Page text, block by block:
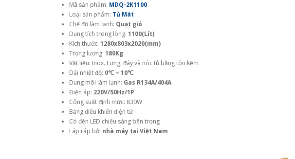
Mã sản phẩm: MDQ-2K1100
Loại sản phẩm: Tủ Mát
Chế độ làm lạnh: Quạt gió
Dung tích trong lòng: 1100(Lít)
Kích thước: 1280x803x2020(mm)
Trọng lượng: 180Kg
Vật liệu: Inox. Lưng, đáy và nóc tủ bằng tôn kẽm
Dải nhiệt độ: 0℃ ~ 10℃
Dung môi làm lạnh: Gas R134A/404A
Điện áp: 220V/50Hz/1P
Công suất định mức: 830W
Bảng điều khiển điện tử
Có đèn LED chiếu sáng bên trong
Láp ráp bởi nhà máy tại Việt Nam